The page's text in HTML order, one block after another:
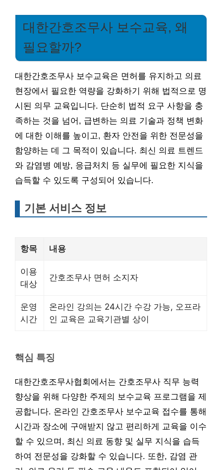
대한간호조무사 보수교육, 왜
필요할까?
대한간호조무사 보수교육은 면허를 유지하고 의료
현장에서 필요한 역량을 강화하기 위해 법적으로 명
시된 의무 교육입니다. 단순히 법적 요구 사항을 충
족하는 것을 넘어, 급변하는 의료 기술과 정책 변화
에 대한 이해를 높이고, 환자 안전을 위한 전문성을
함양하는 데 그 목적이 있습니다. 최신 의료 트렌드
와 감염병 예방, 응급처치 등 실무에 필요한 지식을
습득할 수 있도록 구성되어 있습니다.
기본 서비스 정보
항목 내용
이용
대상
간호조무사 면허 소지자
운영
시간
온라인 강의는 24시간 수강 가능, 오프라
인 교육은 교육기관별 상이
핵심 특징
대한간호조무사협회에서는 간호조무사 직무 능력
향상을 위해 다양한 주제의 보수교육 프로그램을 제
공합니다. 온라인 간호조무사 보수교육 접수를 통해
시간과 장소에 구애받지 않고 편리하게 교육을 이수
할 수 있으며, 최신 의료 동향 및 실무 지식을 습득
하여 전문성을 강화할 수 있습니다. 또한, 감염 관